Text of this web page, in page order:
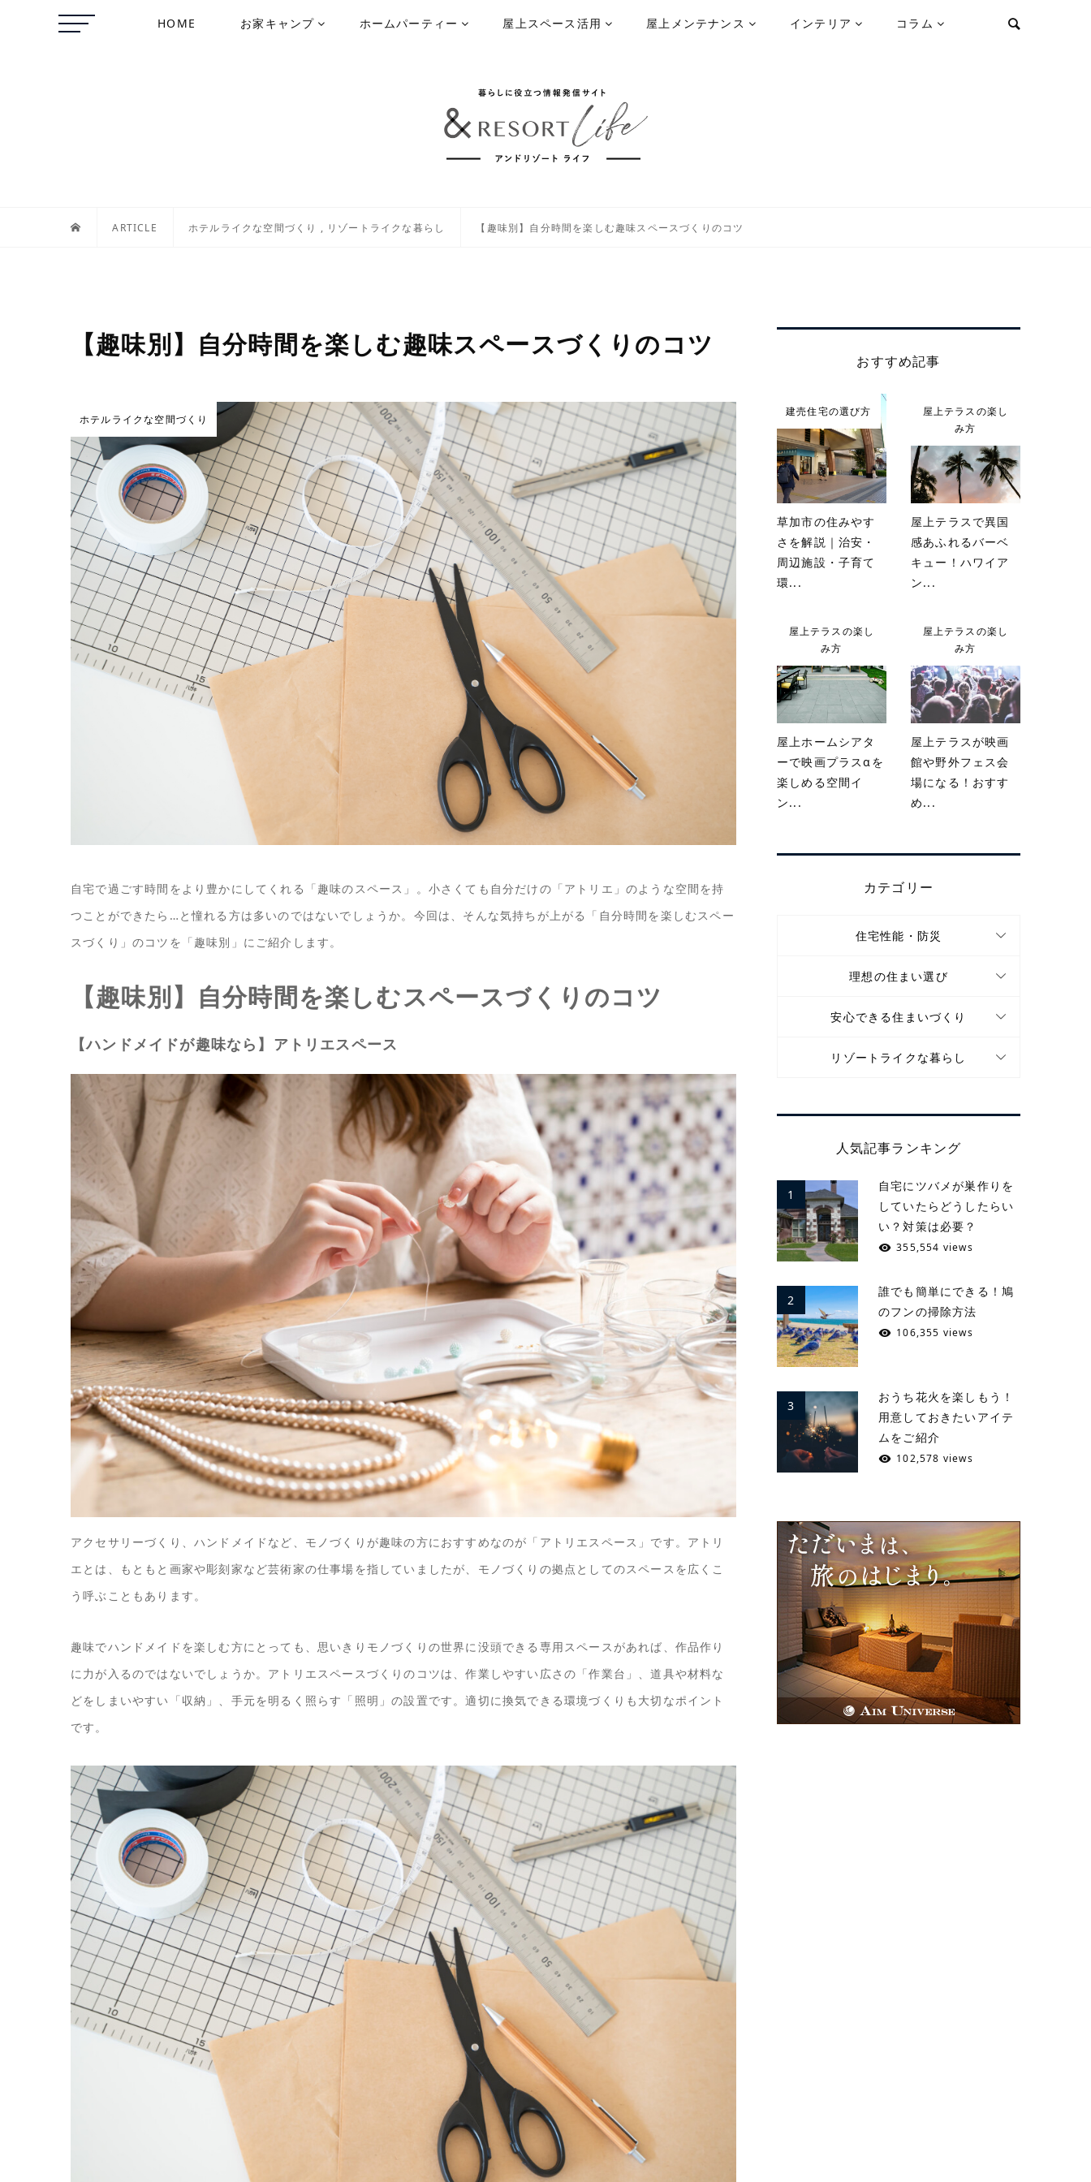
HOME お家キャンプ ホームパーティー 屋上スペース活用 屋上メンテナンス インテリア コラム
ARTICLE ホテルライクな空間づくり , リゾートライクな暮らし 【趣味別】自分時間を楽しむ趣味スペースづくりのコツ
【趣味別】自分時間を楽しむ趣味スペースづくりのコツ
ホテルライクな空間づくり
自宅で過ごす時間をより豊かにしてくれる「趣味のスペース」。小さくても自分だけの「アトリエ」のような空間を持
つことができたら…と憧れる方は多いのではないでしょうか。今回は、そんな気持ちが上がる「自分時間を楽しむスペー
スづくり」のコツを「趣味別」にご紹介します。
【趣味別】自分時間を楽しむスペースづくりのコツ
【ハンドメイドが趣味なら】アトリエスペース
アクセサリーづくり、ハンドメイドなど、モノづくりが趣味の方におすすめなのが「アトリエスペース」です。アトリ
エとは、もともと画家や彫刻家など芸術家の仕事場を指していましたが、モノづくりの拠点としてのスペースを広くこ
う呼ぶこともあります。
趣味でハンドメイドを楽しむ方にとっても、思いきりモノづくりの世界に没頭できる専用スペースがあれば、作品作り
に力が入るのではないでしょうか。アトリエスペースづくりのコツは、作業しやすい広さの「作業台」、道具や材料な
どをしまいやすい「収納」、手元を明るく照らす「照明」の設置です。適切に換気できる環境づくりも大切なポイント
です。
おすすめ記事
建売住宅の選び方
草加市の住みやす
さを解説｜治安・
周辺施設・子育て
環...
屋上テラスの楽し
み方
屋上テラスで異国
感あふれるバーベ
キュー！ハワイア
ン...
屋上テラスの楽し
み方
屋上ホームシアタ
ーで映画プラスαを
楽しめる空間イ
ン...
屋上テラスの楽し
み方
屋上テラスが映画
館や野外フェス会
場になる！おすす
め...
カテゴリー
住宅性能・防災
理想の住まい選び
安心できる住まいづくり
リゾートライクな暮らし
人気記事ランキング
1
自宅にツバメが巣作りを
していたらどうしたらい
い？対策は必要？
355,554 views
2
誰でも簡単にできる！鳩
のフンの掃除方法
106,355 views
3
おうち花火を楽しもう！
用意しておきたいアイテ
ムをご紹介
102,578 views